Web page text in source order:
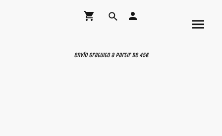
envío gratuito a partir de 45€